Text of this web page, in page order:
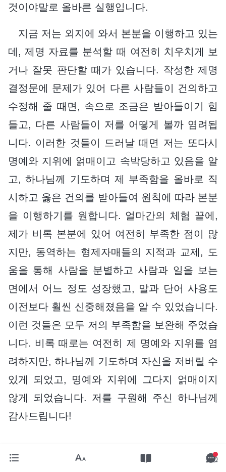
것이야말로 올바른 실행입니다.
지금 저는 외지에 와서 본분을 이행하고 있는
데, 제명 자료를 분석할 때 여전히 치우치게 보
거나 잘못 판단할 때가 있습니다. 작성한 제명
결정문에 문제가 있어 다른 사람들이 건의하고
수정해 줄 때면, 속으로 조금은 받아들이기 힘
들고, 다른 사람들이 저를 어떻게 볼까 염려됩
니다. 이러한 것들이 드러날 때면 저는 또다시
명예와 지위에 얽매이고 속박당하고 있음을 알
고, 하나님께 기도하며 제 부족함을 올바로 직
시하고 옳은 건의를 받아들여 원칙에 따라 본분
을 이행하기를 원합니다. 얼마간의 체험 끝에,
제가 비록 본분에 있어 여전히 부족한 점이 많
지만, 동역하는 형제자매들의 지적과 교제, 도
움을 통해 사람을 분별하고 사람과 일을 보는
면에서 어느 정도 성장했고, 말과 단어 사용도
이전보다 훨씬 신중해졌음을 알 수 있었습니다.
이런 것들은 모두 저의 부족함을 보완해 주었습
니다. 비록 때로는 여전히 제 명예와 지위를 염
려하지만, 하나님께 기도하며 자신을 저버릴 수
있게 되었고, 명예와 지위에 그다지 얽매이지
않게 되었습니다. 저를 구원해 주신 하나님께
감사드립니다!